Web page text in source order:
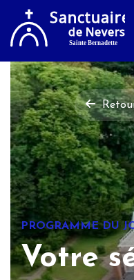
PROGRAMME DU
Votre